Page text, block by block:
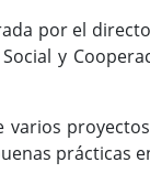
por el
y
prácticas